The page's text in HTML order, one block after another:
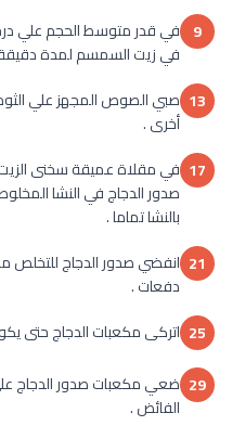
9 في قدر متوسط الحجم علي
في زيت السمسم لمدة
13 صبي الصوص المجهز علي
أخرى .
17
صدور الدجاج في النشا
بالنشا تماما .
21 انفضي صدور الدجاج للتخلص
دفعات .
25 اتركى مكعبات الدجاج حتى
29 ضعي مكعبات صدور الدجاج
الفائض .